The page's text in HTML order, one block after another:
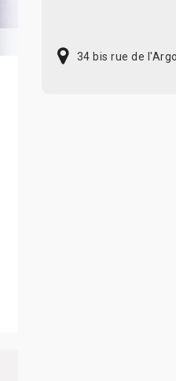
34 bis rue de